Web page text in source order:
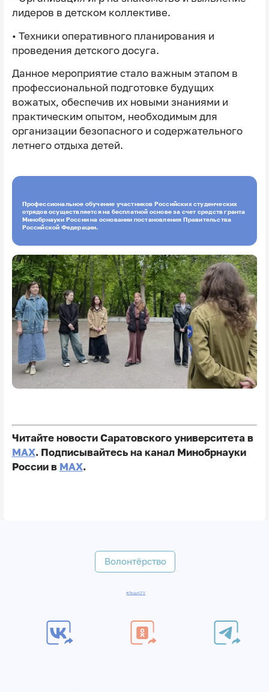
лидеров в детском коллективе.
• Техники оперативного планирования и
проведения детского досуга.
Данное мероприятие стало важным этапом в
профессиональной подготовке будущих
вожатых, обеспечив их новыми знаниями и
практическим опытом, необходимым для
организации безопасного и содержательного
летнего отдыха детей.
Профессиональное обучение участников Российских студенческих
отрядов осуществляется на бесплатной основе за счет средств гранта
Минобрнауки России на основании постановления Правительства
Российской Федерации.
Читайте новости Саратовского университета в
MAX. Подписывайтесь на канал Минобрнауки
России в MAX.
Волонтёрство
#ЛюдиСГУ